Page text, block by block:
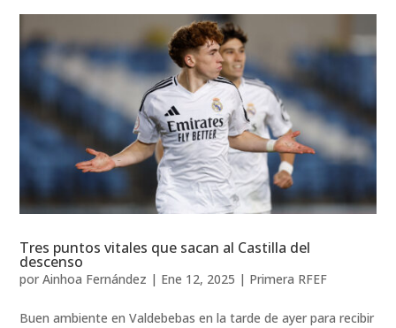
Tres puntos vitales que sacan al Castilla del
descenso
porAinhoa Fernández | Ene 12, 2025 | Primera RFEF
Buen ambiente en Valdebebas en la tarde de ayer para recibir